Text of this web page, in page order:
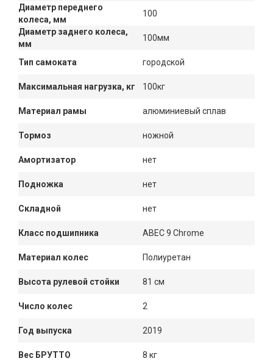
Диаметр переднего
колеса, мм
100
Диаметр заднего колеса,
мм
100мм
Тип самоката городской
Максимальная нагрузка, кг 100кг
Материал рамы алюминиевый сплав
Тормоз ножной
Амортизатор нет
Подножка нет
Складной нет
Класс подшипника ABEC 9 Chrome
Материал колес Полиуретан
Высота рулевой стойки 81 см
Число колес 2
Год выпуска 2019
Вес БРУТТО 8 кг